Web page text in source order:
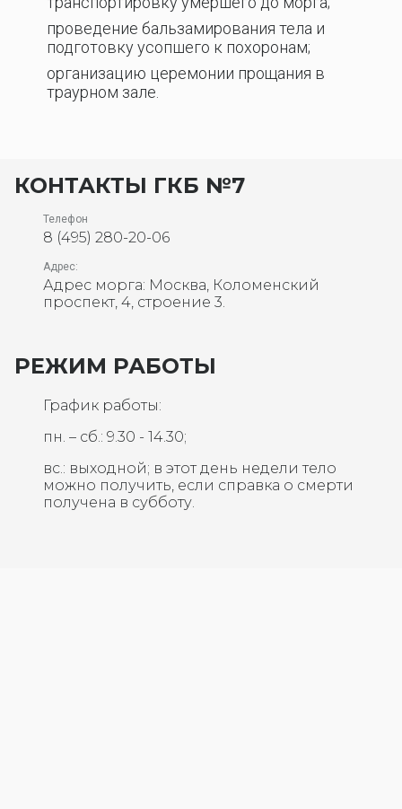
проведение бальзамирования тела и
подготовку усопшего к похоронам;
организацию церемонии прощания в
траурном зале.
КОНТАКТЫ ГКБ №7
Телефон
8 (495) 280-20-06
Адрес:
Адрес морга: Москва, Коломенский
проспект, 4, строение 3.
РЕЖИМ РАБОТЫ
График работы:
пн. – сб.: 9.30 - 14.30;
вс.: выходной; в этот день недели тело
можно получить, если справка о смерти
получена в субботу.